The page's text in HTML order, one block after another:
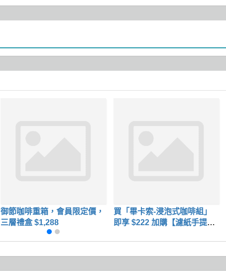
御節咖啡重箱，會員限定價，
三層禮盒 $1,288
買「畢卡索-浸泡式咖啡組」
即享 $222 加購【濾紙手提